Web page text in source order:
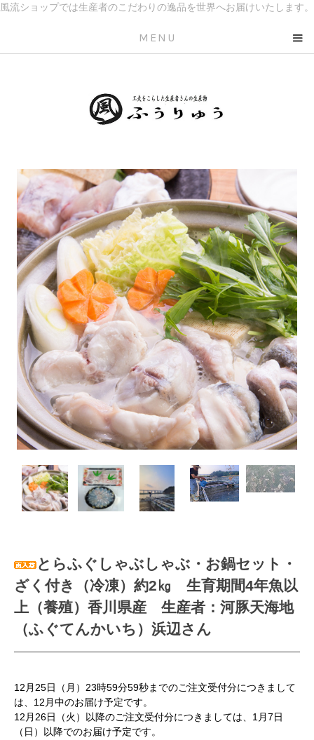
風流ショップでは生産者のこだわりの逸品を世界へお届けいたします。
MENU
とらふぐしゃぶしゃぶ・お鍋セット・
ざく付き（冷凍）約2㎏ 生育期間4年魚以
上（養殖）香川県産 生産者：河豚天海地
（ふぐてんかいち）浜辺さん
12月25日（月）23時59分59秒までのご注文受付分につきまして
は、12月中のお届け予定です。
12月26日（火）以降のご注文受付分につきましては、1月7日
（日）以降でのお届け予定です。